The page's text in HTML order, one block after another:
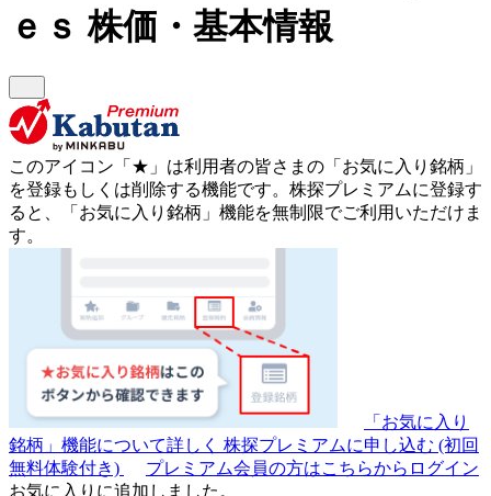
ｅｓ株価・基本情報
このアイコン 「★」 は利用者の皆さまの 「お気に入り銘柄」
を登録もしくは削除する機能です。 株探プレミアムに登録す
ると、「お気に入り銘柄」機能を無制限でご利用いただけま
す。
「お気に入り
銘柄」機能について詳しく 株探プレミアムに申し込む (初回
無料体験付き)
プレミアム会員の方はこちらからログイン
お気に入りに追加しました。